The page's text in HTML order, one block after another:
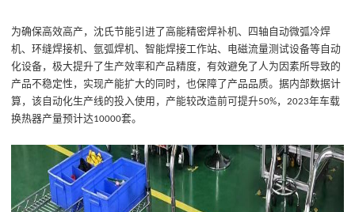
为确保高效高产 ，沈氏节能引进了高能精密焊补机、四轴自动微弧冷焊
机、环缝焊接机、氩弧焊机、智能焊接工作站、电磁流量测试设备等自动
化设备，极大提升 了生产效率和产品精度，有效避免了人为因素所导致的
产品不稳定性，实现产能扩大的同时，也保障了产品品质。据内部数据计
算，该 自动化生产线的投入使用 ， 产能较改造前可提升50%，2023年车载
换热器产量预计达10000套。